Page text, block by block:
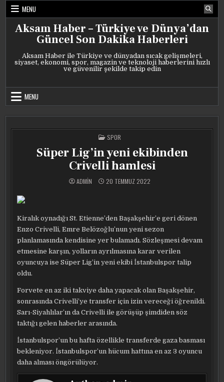
Skip
content
MENU
Aksam Haber – Türkiye ve Dünya’dan
Güncel Son Dakika Haberleri
Aksam Haber ile Türkiye ve dünyadan sıcak gelişmeleri,
siyaset, ekonomi, spor, magazin ve teknoloji haberlerini hızlı
ve güvenilir şekilde takip edin
MENU
POSTED
IN
SPOR
Süper Lig’in yeni ekibinden
Crivelli hamlesi
ADMIN 20 TEMMUZ 2022
Kiralık oynadığı St. Etienne’den Başakşehir’e geri dönen
Enzo Crivelli, Emre Belözoğlu’nun yeni sezon
planlamasında kendisine yer bulamadı. Sözleşmesi devam
etmesine karşın, yolların ayrılmasına karar verilen
oyuncuya ise Süper Lig’in yeni ekibi İstanbulspor talip
oldu.
Forvete en az iki takviye daha yapacak olan Başakşehir,
sonrasında Crivelli’ye transfer için izin vereceği öğrenildi.
Sarı-Siyahlılar’ın da Crivelli ile görüşüp şimdiden söz
taktığı gelen haberler arasında.
İstanbulspor’un bu hafta özellikle transferde gaza basması
bekleniyor. İstanbulspor’un hücum hattına en az 3 oyuncu
daha alması öngörülüyor.